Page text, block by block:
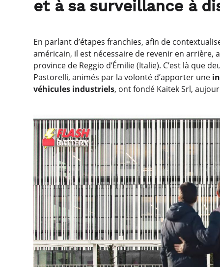
et à sa surveillance à
En parlant d’étapes franchies, afin de
américain, il est nécessaire de revenir en arrière,
province de Reggio d’Émilie (Italie). C’est là que
Pastorelli, animés par la volonté d’apporter une
véhicules industriels, ont fondé Kaitek Srl,